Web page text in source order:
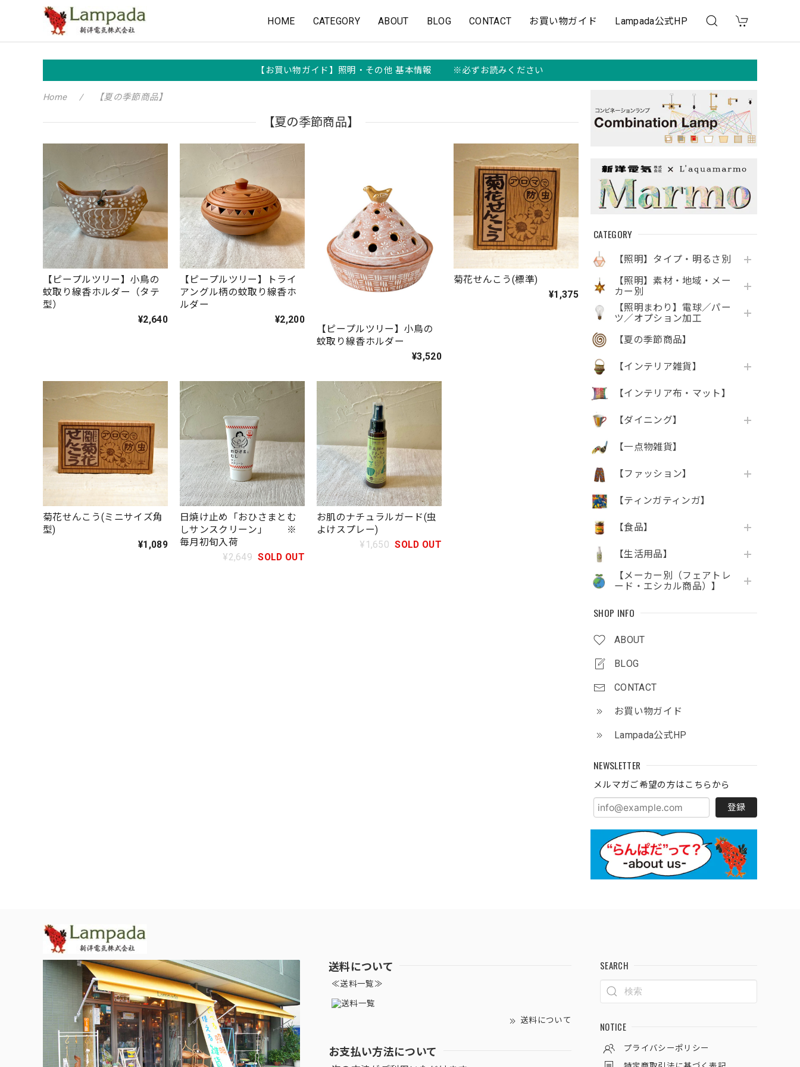
HOME CATEGORY ABOUT BLOG CONTACT お買い物ガイド Lampada公式HP
【お買い物ガイド】照明・その他 基本情報 ※必ずお読みください
CATEGORY
【照明】タイプ・明るさ別
【照明】素材・地域・メー
カー別
【照明まわり】電球／パー
ツ／オプション加工
【夏の季節商品】
【インテリア雑貨】
【インテリア布・マット】
【ダイニング】
【一点物雑貨】
【ファッション】
【ティンガティンガ】
【食品】
【生活用品】
【メーカー別（フェアトレ
ード・エシカル商品）】
SHOP INFO
ABOUT
BLOG
CONTACT
お買い物ガイド
Lampada公式HP
NEWSLETTER
メルマガご希望の方はこちらから
登録
Home 【夏の季節商品】
【夏の季節商品】
【ピープルツリー】小鳥の
蚊取り線香ホルダー（タテ
型）
¥2,640
【ピープルツリー】トライ
アングル柄の蚊取り線香ホ
ルダー
¥2,200
【ピープルツリー】小鳥の
蚊取り線香ホルダー
¥3,520
菊花せんこう(標準)
¥1,375
菊花せんこう(ミニサイズ角
型)
¥1,089
日焼け止め「おひさまとむ
しサンスクリーン」 ※
毎月初旬入荷
¥2,649 SOLD OUT
お肌のナチュラルガード(虫
よけスプレー)
¥1,650 SOLD OUT
送料について
≪送料一覧≫
送料について
お支払い方法について
SEARCH
NOTICE
プライバシーポリシー